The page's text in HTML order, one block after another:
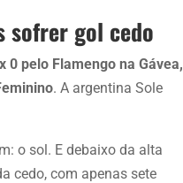
sofrer gol cedo
0 pelo Flamengo na Gávea,
. A argentina Sole
o sol. E debaixo da alta
cedo, com apenas sete